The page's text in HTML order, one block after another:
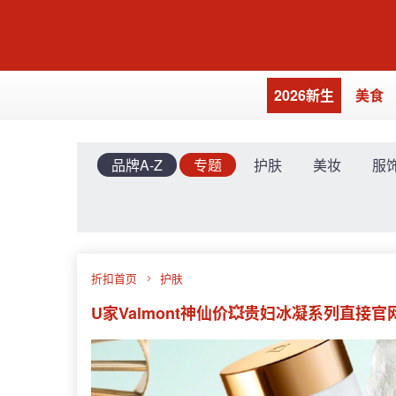
2026新生 美食
品牌A-Z 专题 护肤 美妆 服
折扣首页 护肤
U家Valmont神仙价💥贵妇冰凝系列直接官